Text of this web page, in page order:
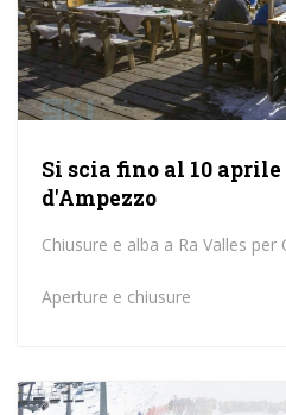
Si scia fino al 10
d'Ampezzo
Chiusure e alba a Ra Valles
Aperture e chiusure